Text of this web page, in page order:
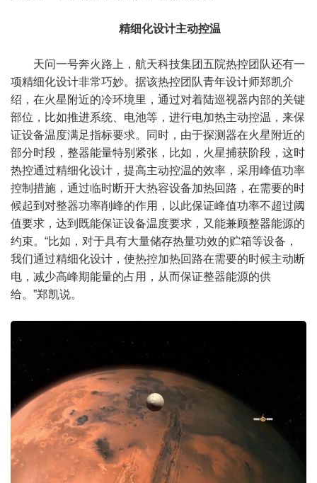
精细化设计主动控温
天问一号奔火路上，航天科技集团五院热控团队还有一
项精细化设计非常巧妙。据该热控团队青年设计师郑凯介
绍，在火星附近的冷环境里，通过对着陆巡视器内部的关键
部位，比如推进系统、电池等，进行电加热主动控温，来保
证设备温度满足指标要求。同时，由于探测器在火星附近的
部分时段，整器能量特别紧张，比如，火星捕获阶段，这时
热控通过精细化设计，提高主动控温的效率，采用峰值功率
控制措施，通过临时断开大热容设备加热回路，在需要的时
候起到对整器功率削峰的作用，以此保证峰值功率不超过阈
值要求，达到既能保证设备温度要求，又能兼顾整器能源的
约束。“比如，对于具有大量储存热量功效的贮箱等设备，
我们通过精细化设计，使热控加热回路在需要的时候主动断
电，减少高峰期能量的占用，从而保证整器能源的供
给。”郑凯说。